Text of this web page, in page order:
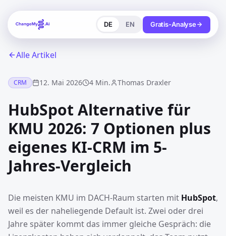
DE EN Gratis-Analyse
Alle Artikel
CRM 12. Mai 2026 4 Min. Thomas Draxler
HubSpot Alternative für
KMU 2026: 7 Optionen plus
eigenes KI-CRM im 5-
Jahres-Vergleich
Die meisten KMU im DACH-Raum starten mit HubSpot,
weil es der naheliegende Default ist. Zwei oder drei
Jahre später kommt das immer gleiche Gespräch: die